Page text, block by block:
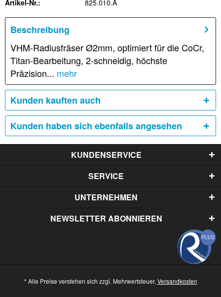
Artikel-Nr.: 825.010.A
Beschreibung
VHM-Radiusfräser Ø2mm, optimiert für die CoCr,
Titan-Bearbeitung, 2-schneidig, höchste
Präzision... mehr
Kunden kauften auch
Kunden haben sich ebenfalls angesehen
KUNDENSERVICE
SERVICE
UNTERNEHMEN
NEWSLETTER ABONNIEREN
* Alle Preise verstehen sich zzgl. Mehrwertsteuer, Versandkosten